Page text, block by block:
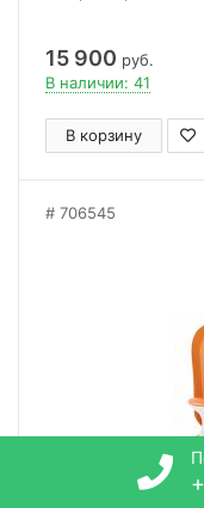
15 900 руб.
В наличии: 41
В корзину
706545